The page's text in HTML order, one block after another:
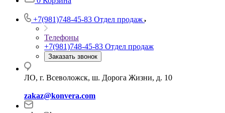
+7(981)748-45-83 Отдел продаж
Телефоны
+7(981)748-45-83 Отдел продаж
Заказать звонок
ЛО, г. Всеволожск, ш. Дорога Жизни, д. 10
zakaz@konvera.com